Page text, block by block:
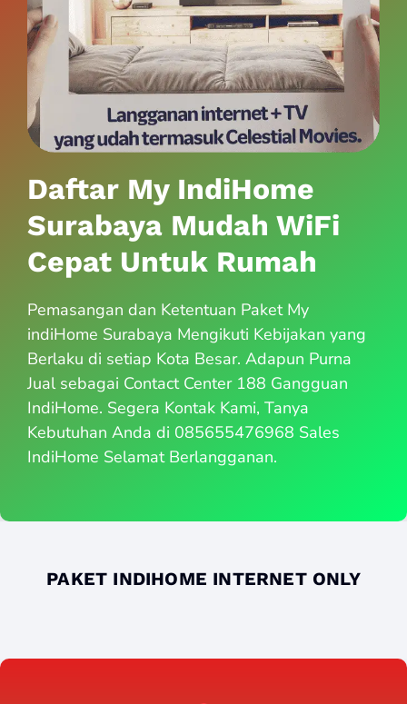
Daftar My IndiHome
Surabaya Mudah WiFi
Cepat Untuk Rumah
Pemasangan dan Ketentuan Paket My
indiHome Surabaya Mengikuti Kebijakan yang
Berlaku di setiap Kota Besar. Adapun Purna
Jual sebagai Contact Center 188 Gangguan
IndiHome. Segera Kontak Kami, Tanya
Kebutuhan Anda di 085655476968 Sales
IndiHome Selamat Berlangganan.
PAKET INDIHOME INTERNET ONLY